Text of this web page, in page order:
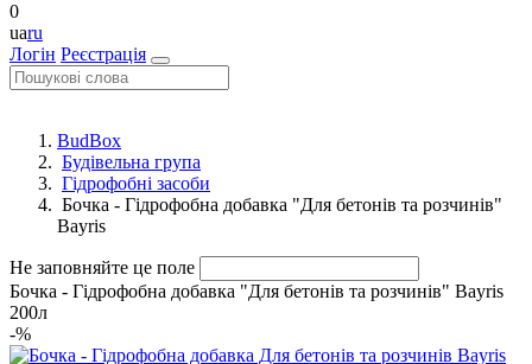
0
uaru
Логін Реєстрація
BudBox
Будівельна група
Гідрофобні засоби
Бочка - Гідрофобна добавка "Для бетонів та розчинів"
Bayris
Не заповняйте це поле
Бочка - Гідрофобна добавка "Для бетонів та розчинів" Bayris
200л
-%